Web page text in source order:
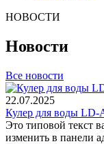
НОВОСТИ
Новости
Все новости
22.07.2025
Кулер для воды LD-
Это типовой текст
изменить в панели